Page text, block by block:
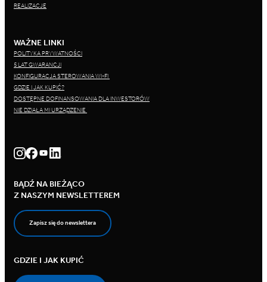
REALIZACJE
WAŻNE LINKI
POLITYKA PRYWATNOŚCI
5 LAT GWARANCJI
KONFIGURACJA STEROWANIA WI-FI
GDZIE I JAK KUPIĆ?
DOSTĘPNE DOFINANSOWANIA DLA INWESTORÓW
NIE DZIAŁA MI URZĄDZENIE
BĄDŹ NA BIEŻĄCO
Z NASZYM NEWSLETTEREM
Zapisz się do newslettera
GDZIE I JAK KUPIĆ